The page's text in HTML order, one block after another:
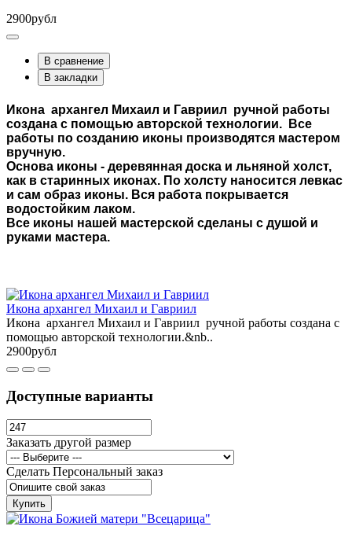
2900рубл
В сравнение
В закладки
Икона архангел Михаил и Гавриил ручной работы
создана с помощью авторской технологии. Все
работы по созданию иконы производятся мастером
вручную.
Основа иконы - деревянная доска и льняной холст,
как в старинных иконах. По холсту наносится левкас
и сам образ иконы. Вся работа покрывается
водостойким лаком.
Все иконы нашей мастерской сделаны с душой и
руками мастера.
Икона архангел Михаил и Гавриил
Икона архангел Михаил и Гавриил ручной работы создана с
помощью авторской технологии.&nb..
2900рубл
Доступные варианты
Заказать другой размер
Сделать Персональный заказ
Купить